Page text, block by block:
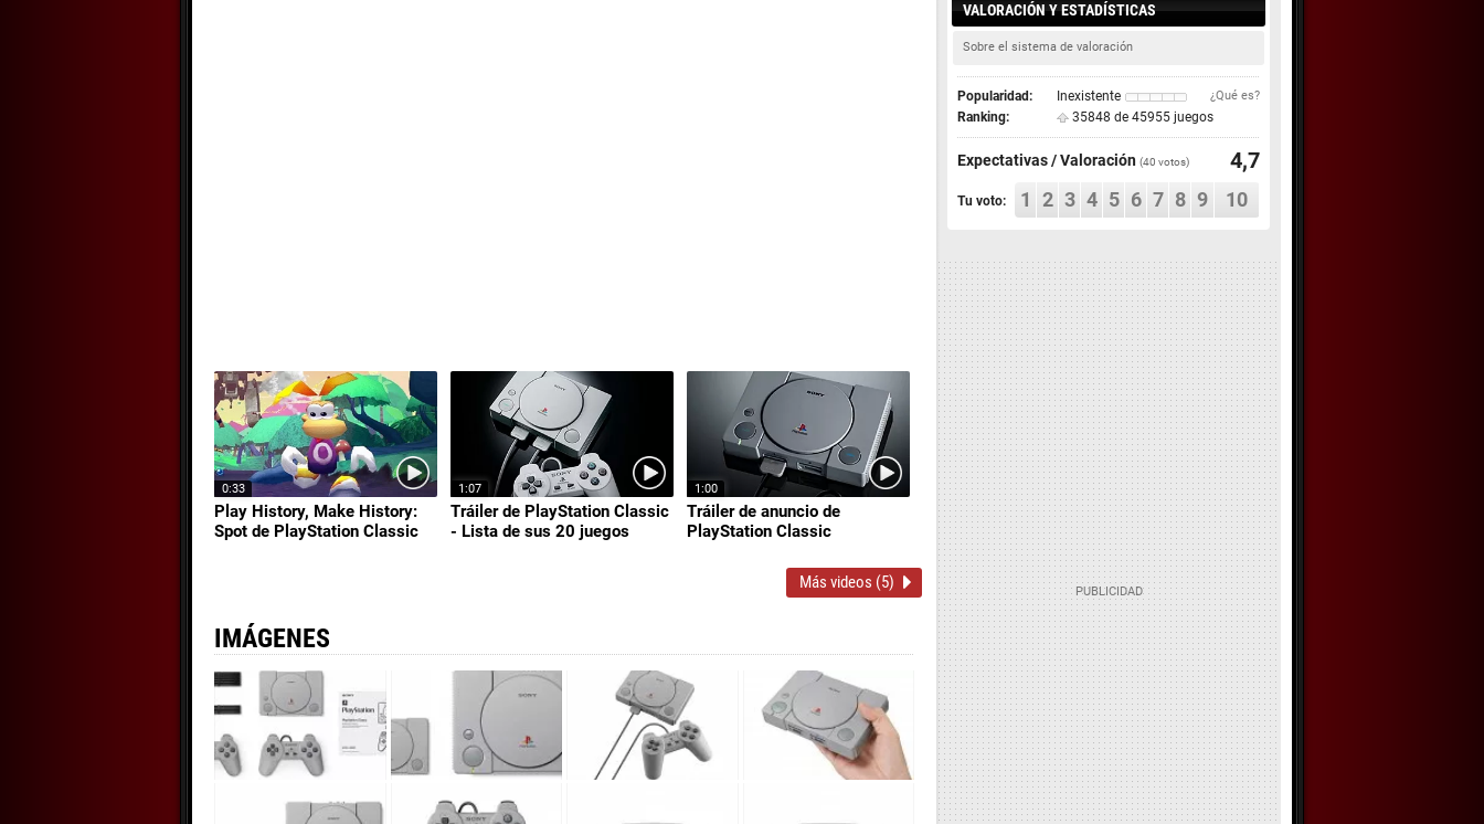
0:33
Play History, Make History:
Spot de PlayStation Classic
1:07
Tráiler de PlayStation Classic
- Lista de sus 20 juegos
1:00
Tráiler de anuncio de
PlayStation Classic
Más videos (5)
IMÁGENES
VALORACIÓN Y ESTADÍSTICAS
Sobre el sistema de valoración
Popularidad: Inexistente ¿Qué es?
Ranking: 35848 de 45955 juegos
Expectativas / Valoración (40 votos) 4,7
Tu voto: 1 2 3 4 5 6 7 8 9 10